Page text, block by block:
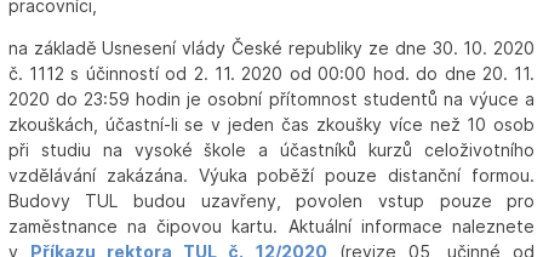
pracovníci,
na základě Usnesení vlády České republiky ze dne 30. 10. 2020
č. 1112 s účinností od 2. 11. 2020 od 00:00 hod. do dne 20. 11.
2020 do 23:59 hodin je osobní přítomnost studentů na výuce a
zkouškách, účastní-li se v jeden čas zkoušky více než 10 osob
při studiu na vysoké škole a účastníků kurzů celoživotního
vzdělávání zakázána. Výuka poběží pouze distanční formou.
Budovy TUL budou uzavřeny, povolen vstup pouze pro
zaměstnance na čipovou kartu. Aktuální informace naleznete
v
Příkazu rektora TUL č. 12/2020 (revize 05, učinné od